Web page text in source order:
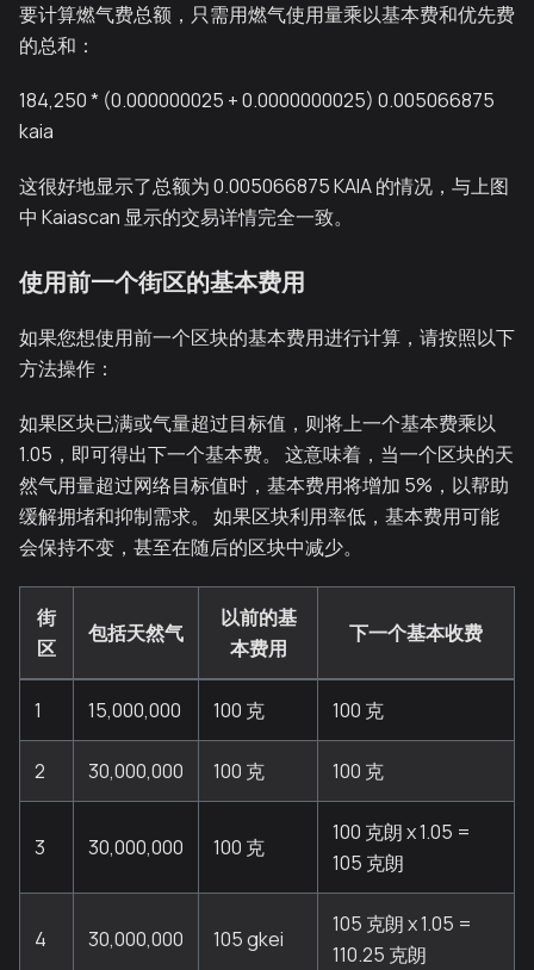
要计算燃气费总额，只需用燃气使用量乘以基本费和优先费
的总和：
184,250 * (0.000000025 + 0.0000000025) 0.005066875
kaia
这很好地显示了总额为 0.005066875 KAIA 的情况，与上图
中 Kaiascan 显示的交易详情完全一致。
使用前一个街区的基本费用
如果您想使用前一个区块的基本费用进行计算，请按照以下
方法操作：
如果区块已满或气量超过目标值，则将上一个基本费乘以
1.05，即可得出下一个基本费。 这意味着，当一个区块的天
然气用量超过网络目标值时，基本费用将增加 5%，以帮助
缓解拥堵和抑制需求。 如果区块利用率低，基本费用可能
会保持不变，甚至在随后的区块中减少。
街
区
包括天然气
以前的基
本费用
下一个基本收费
1 15,000,000 100 克 100 克
2 30,000,000 100 克 100 克
3 30,000,000 100 克
100 克朗 x 1.05 =
105 克朗
4 30,000,000 105 gkei
105 克朗 x 1.05 =
110.25 克朗